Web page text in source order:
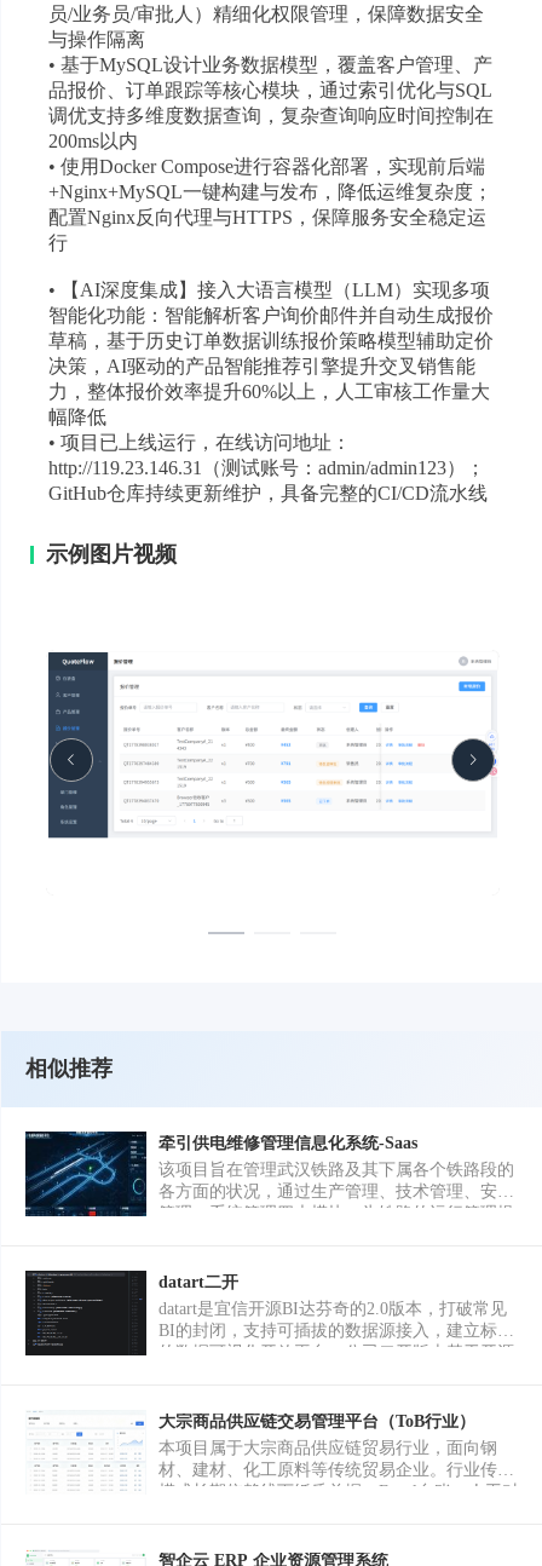
员/业务员/审批人）精细化权限管理，保障数据安全
与操作隔离
• 基于MySQL设计业务数据模型，覆盖客户管理、产
品报价、订单跟踪等核心模块，通过索引优化与SQL
调优支持多维度数据查询，复杂查询响应时间控制在
200ms以内
• 使用Docker Compose进行容器化部署，实现前后端
+Nginx+MySQL一键构建与发布，降低运维复杂度；
配置Nginx反向代理与HTTPS，保障服务安全稳定运
行
• 【AI深度集成】接入大语言模型（LLM）实现多项
智能化功能：智能解析客户询价邮件并自动生成报价
草稿，基于历史订单数据训练报价策略模型辅助定价
决策，AI驱动的产品智能推荐引擎提升交叉销售能
力，整体报价效率提升60%以上，人工审核工作量大
幅降低
• 项目已上线运行，在线访问地址：
http://119.23.146.31（测试账号：admin/admin123）；
GitHub仓库持续更新维护，具备完整的CI/CD流水线
示例图片视频
相似推荐
牵引供电维修管理信息化系统-Saas
该项目旨在管理武汉铁路及其下属各个铁路段的
各方面的状况，通过生产管理、技术管理、安全
管理、系统管理四大模块，为铁路的运行管理提
datart二开
datart是宜信开源BI达芬奇的2.0版本，打破常见
BI的封闭，支持可插拔的数据源接入，建立标准
的数据可视化开放平台。公司二开版本基于开源
Visualization模块除了支持常见的报表外，支持权
限可控的标准化交互能力，如筛选、钻取、联
动、跳转、弹窗、分享、下载、发送等；很容易
被整合、被内嵌至其他三方系统，承担数据可视
工作。
大宗商品供应链交易管理平台（ToB行业）
本项目属于大宗商品供应链贸易行业，面向钢
材、建材、化工原料等传统贸易企业。行业传统
模式长期依赖线下纸质单据、Excel台账、人工对
业通病。 原有老旧系统为单体老旧系统，采用传
智企云 ERP 企业资源管理系统